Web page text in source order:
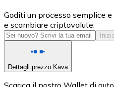
USD Coin
USDC
Goditi un processo semplice
e scambiare criptovalute.
Inizia
Dettagli prezzo Kava
Scarica il nostro Wallet di